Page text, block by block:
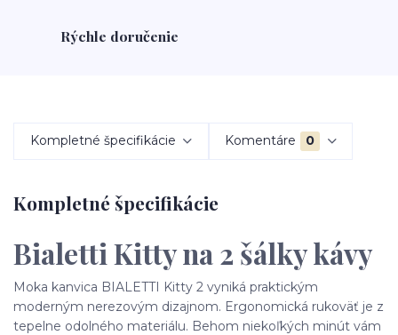
Rýchle doručenie
Kompletné špecifikácie Komentáre 0
Kompletné špecifikácie
Bialetti Kitty na 2 šálky kávy
Moka kanvica BIALETTI Kitty 2 vyniká praktickým
moderným nerezovým dizajnom. Ergonomická rukoväť je z
tepelne odolného materiálu. Behom niekoľkých minút vám